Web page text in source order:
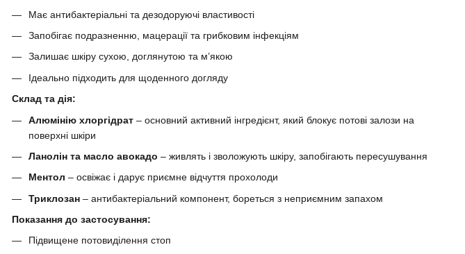
Має антибактеріальні та дезодоруючі властивості
Запобігає подразненню, мацерації та грибковим інфекціям
Залишає шкіру сухою, доглянутою та м’якою
Ідеально підходить для щоденного догляду
Склад та дія:
Алюмінію хлоргідрат – основний активний інгредієнт, який блокує потові залози на
поверхні шкіри
Ланолін та масло авокадо – живлять і зволожують шкіру, запобігають пересушування
Ментол – освіжає і дарує приємне відчуття прохолоди
Триклозан – антибактеріальний компонент, бореться з неприємним запахом
Показання до застосування:
Підвищене потовиділення стоп